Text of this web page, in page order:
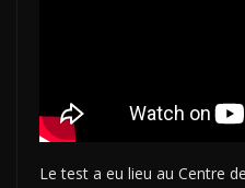
Le test a eu lieu au Centre